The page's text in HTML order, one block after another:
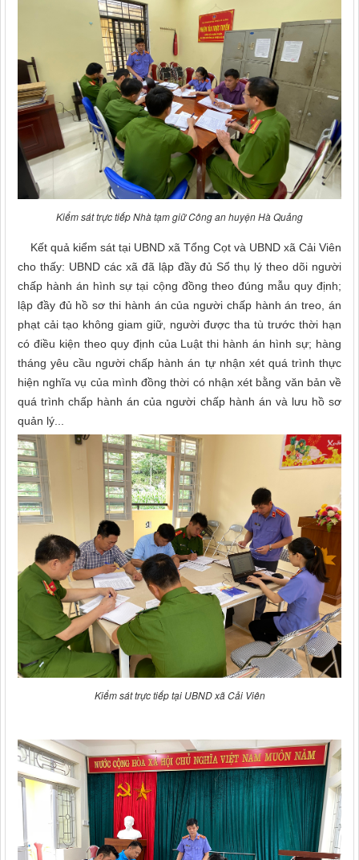
Kiểm sát trực tiếp Nhà tạm giữ Công an huyện Hà Quảng
Kết quả kiểm sát tại UBND xã Tổng Cọt và UBND xã Cải Viên
cho thấy: UBND các xã đã lập đầy đủ Sổ thụ lý theo dõi người
chấp hành án hình sự tại cộng đồng theo đúng mẫu quy định;
lập đầy đủ hồ sơ thi hành án của người chấp hành án treo, án
phạt cải tạo không giam giữ, người được tha tù trước thời hạn
có điều kiện theo quy định của Luật thi hành án hình sự; hàng
tháng yêu cầu người chấp hành án tự nhận xét quá trình thực
hiện nghĩa vụ của mình đồng thời có nhận xét bằng văn bản về
quá trình chấp hành án của người chấp hành án và lưu hồ sơ
quản lý...
Kiểm sát trực tiếp tại UBND xã Cải Viên